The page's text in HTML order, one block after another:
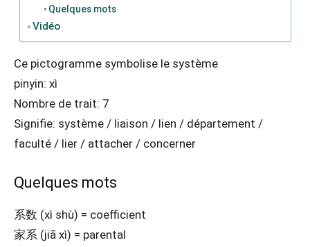
Quelques mots
Vidéo
Ce pictogramme symbolise le système
pinyin: xì
Nombre de trait: 7
Signifie: système / liaison / lien / département /
faculté / lier / attacher / concerner
Quelques mots
系数 (xì shù) = coefficient
家系 (jiā xì) = parental